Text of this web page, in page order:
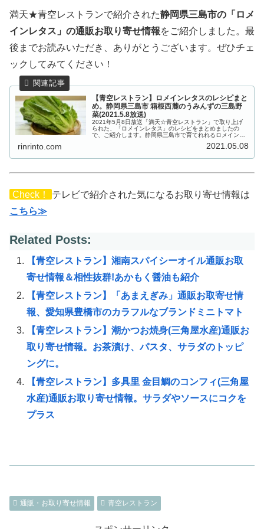
満天★青空レストランで紹介された静岡県三島市の「ロメ
インレタス」の通販お取り寄せ情報をご紹介しました。最
後までお読みいただき、ありがとうございます。ぜひチェ
ックしてみてください！
【青空レストラン】ロメインレタスのレシピまと
め。静岡県三島市 箱根西麓のうみんずの三島野
菜(2021.5.8放送)
2021年5月8日放送「満天☆青空レストラン」で取り上げ
られた、「ロメインレタス」のレシピをまとめましたの
で、ご紹介します。静岡県三島市で育てれれるロメインレ
rinrinto.com 2021.05.08
Check！
テレビで紹介された気になるお取り寄せ情報は
こちら≫
Related Posts:
【青空レストラン】湘南スパイシーオイル通販お取
寄せ情報＆相性抜群!あかもく醤油も紹介
【青空レストラン】「あまえぎみ」通販お取寄せ情
報、愛知県豊橋市のカラフルなブランドミニトマト
【青空レストラン】潮かつお焼身(三角屋水産)通販お
取り寄せ情報。お茶漬け、パスタ、サラダのトッピ
ングに。
【青空レストラン】多具里 金目鯛のコンフィ(三角屋
水産)通販お取り寄せ情報。サラダやソースにコクを
プラス
通販・お取り寄せ情報 青空レストラン